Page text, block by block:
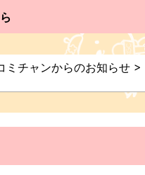
ミチャンからのお知らせ >